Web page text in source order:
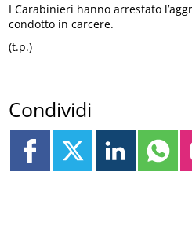
I Carabinieri hanno arrestato
condotto in carcere.
(t.p.)
Condividi